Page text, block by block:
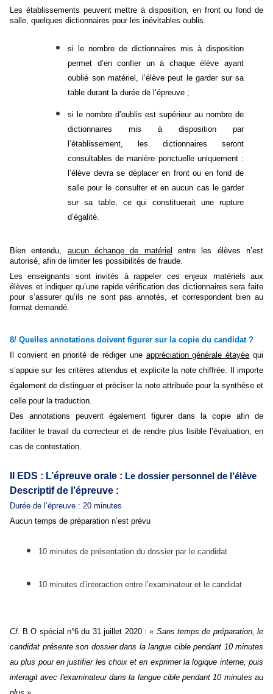
Les établissements peuvent mettre à disposition, en front ou fond de
salle, quelques dictionnaires pour les inévitables oublis.
si le nombre de dictionnaires mis à disposition
permet d’en confier un à chaque élève ayant
oublié son matériel, l’élève peut le garder sur sa
table durant la durée de l’épreuve ;
si le nombre d’oublis est supérieur au nombre de
dictionnaires mis à disposition par
l’établissement, les dictionnaires seront
consultables de manière ponctuelle uniquement :
l’élève devra se déplacer en front ou en fond de
salle pour le consulter et en aucun cas le garder
sur sa table, ce qui constituerait une rupture
d’égalité.
Bien entendu, aucun échange de matériel entre les élèves n’est
autorisé, afin de limiter les possibilités de fraude.
Les enseignants sont invités à rappeler ces enjeux matériels aux
élèves et indiquer qu’une rapide vérification des dictionnaires sera faite
pour s’assurer qu’ils ne sont pas annotés, et correspondent bien au
format demandé.
8/ Quelles annotations doivent figurer sur la copie du candidat ?
Il convient en priorité de rédiger une appréciation générale étayée qui
s’appuie sur les critères attendus et explicite la note chiffrée. Il importe
également de distinguer et préciser la note attribuée pour la synthèse et
celle pour la traduction.
Des annotations peuvent également figurer dans la copie afin de
faciliter le travail du correcteur et de rendre plus lisible l’évaluation, en
cas de contestation.
II EDS : L’épreuve orale : Le dossier personnel de l’élève
Descriptif de l’épreuve :
Durée de l’épreuve : 20 minutes
Aucun temps de préparation n’est prévu
10 minutes de présentation du dossier par le candidat
10 minutes d’interaction entre l’examinateur et le candidat
Cf. B.O spécial n°6 du 31 juillet 2020 :« Sans temps de préparation, le
candidat présente son dossier dans la langue cible pendant 10 minutes
au plus pour en justifier les choix et en exprimer la logique interne, puis
interagit avec l'examinateur dans la langue cible pendant 10 minutes au
plus »